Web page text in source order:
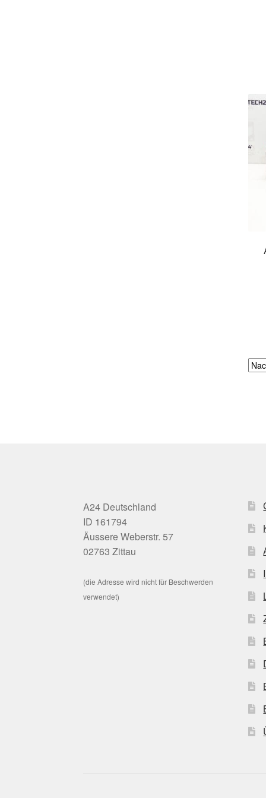
A24 Deutschland
ID 161794
Äussere Weberstr. 57
02763 Zittau
(die Adresse wird nicht für Beschwerden
verwendet)